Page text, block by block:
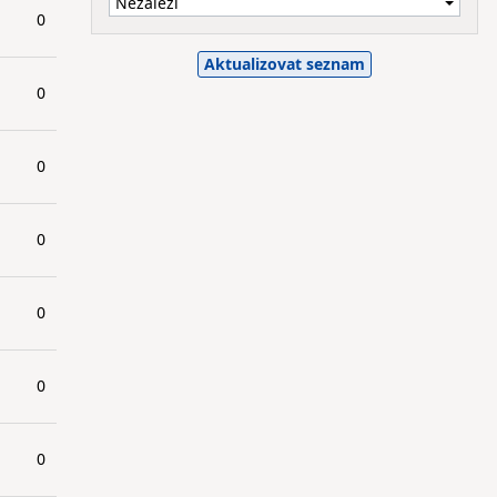
0
0
0
0
0
0
0